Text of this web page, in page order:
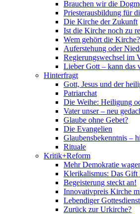
Brauchen wir die
Priesterausbildung für
Die Kirche der Zukunft
Ist die Kirche noch zu
Wem gehört die Kirche?
Auferstehung oder
Regierungswechsel im
Lieber Gott – kann das
Hinterfragt
Gott, Jesus und der
Patriarchat
Die Weihe: Heiligung
Vater unser – neu
Glaube ohne Gebet?
Die Evangelien
Glaubensbekenntnis –
Rituale
Kritik+Reform
Mehr Demokratie
Klerikalismus: Das Gift
Begeisterung steckt an!
Innovativpreis Kirche
Lebendiger Gottesdienst
Zurück zur Urkirche?